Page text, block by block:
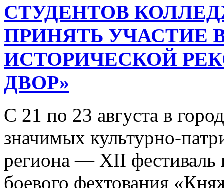
СТУДЕНТОВ
ПРИНЯТЬ УЧАСТИЕ
ИСТОРИЧЕСКОЙ
ДВОР»
С 21 по 23 августа в
значимых культурно-
региона — XII фестиваль
боевого фехтования